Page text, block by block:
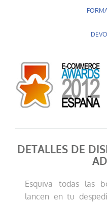
DETALLES DE
Esquiva todas las
lancen en tu